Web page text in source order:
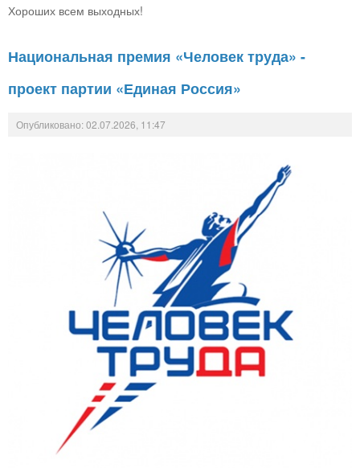
Хороших всем выходных!
Национальная премия «Человек труда» -
проект партии «Единая Россия»
Опубликовано: 02.07.2026, 11:47